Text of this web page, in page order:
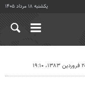
یکشنبه ۱۸ مرداد ۱۴۰۵
۱۹:۱۰